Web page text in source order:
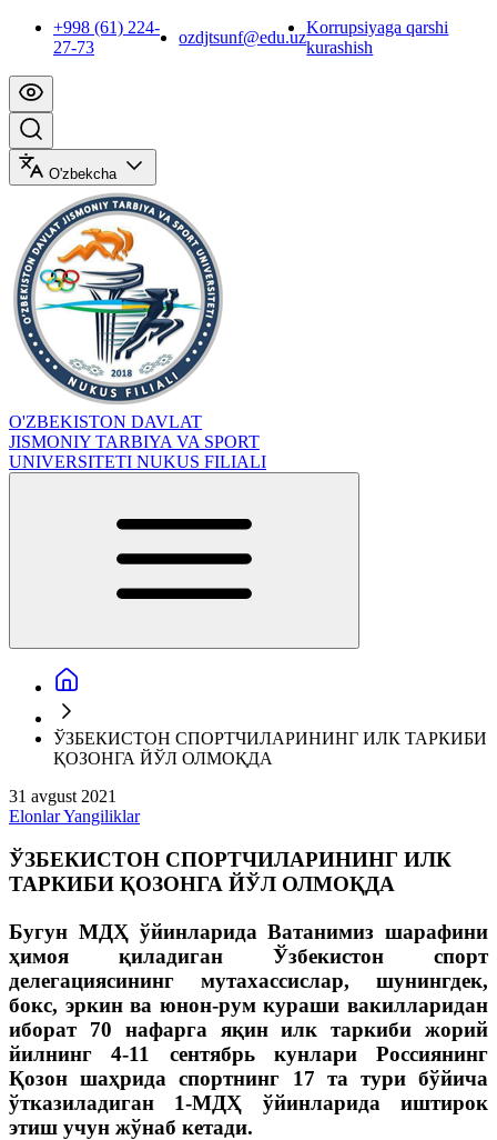
+998 (61) 224-
27-73
ozdjtsunf@edu.uz
Korrupsiyaga qarshi
kurashish
O'zbekcha
O'ZBEKISTON DAVLAT
JISMONIY TARBIYA VA SPORT
UNIVERSITETI NUKUS FILIALI
ЎЗБЕКИСТОН СПОРТЧИЛАРИНИНГ ИЛК ТАРКИБИ
ҚОЗОНГА ЙЎЛ ОЛМОҚДА
31 avgust 2021
ElonlarYangiliklar
ЎЗБЕКИСТОН СПОРТЧИЛАРИНИНГ ИЛК
ТАРКИБИ ҚОЗОНГА ЙЎЛ ОЛМОҚДА
Бугун МДҲ ўйинларида Ватанимиз шарафини
ҳимоя қиладиган Ўзбекистон спорт
делегациясининг мутахассислар, шунингдек,
бокс, эркин ва юнон-рум кураши вакилларидан
иборат 70 нафарга яқин илк таркиби жорий
йилнинг 4-11 сентябрь кунлари Россиянинг
Қозон шаҳрида спортнинг 17 та тури бўйича
ўтказиладиган 1-МДҲ ўйинларида иштирок
этиш учун жўнаб кетади.